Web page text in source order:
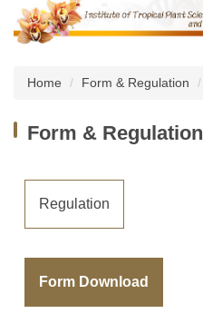
Home Form & Regulation
Form & Regulation
Regulation
Form Download